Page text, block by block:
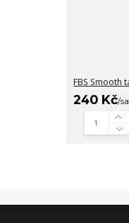
FBS Smooth
240 Kč/